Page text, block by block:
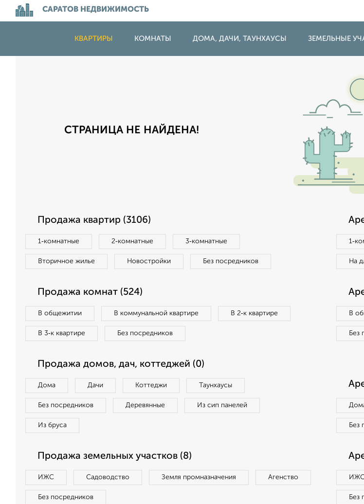
САРАТОВ НЕДВИЖИМОСТЬ
КВАРТИРЫ КОМНАТЫ ДОМА, ДАЧИ, ТАУНХАУСЫ ЗЕМЕЛЬНЫЕ
СТРАНИЦА НЕ НАЙДЕНА!
Продажа квартир (3106)
1‑комнатные 2‑комнатные 3‑комнатные
Вторичное жилье Новостройки Без посредников На
Продажа комнат (524)
В общежитии В коммунальной квартире В 2‑к квартире
В 3‑к квартире Без посредников
В
Без
Продажа домов, дач, коттеджей (0)
Дома Дачи Коттеджи Таунхаусы
Без посредников Деревянные Из сип панелей
Из бруса Без
Продажа земельных участков (8)
ИЖС Садоводство Земля промназначения Агенство
Без посредников Без